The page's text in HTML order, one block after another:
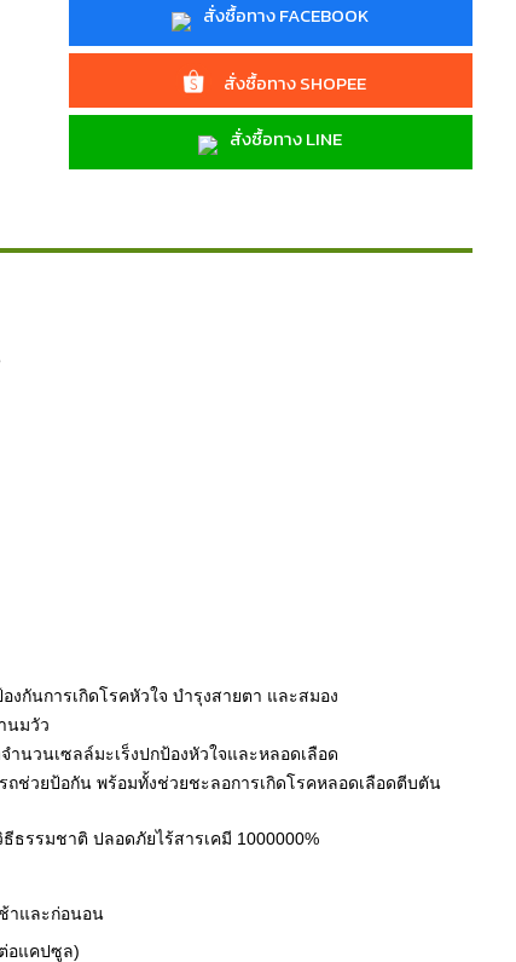
สั่งซื้อทาง FACEBOOK
สั่งซื้อทาง SHOPEE
สั่งซื้อทาง LINE
งกันการเกิดโรคหัวใจ บำรุงสายตา และสมอง
นมวัว
นวนเซลล์มะเร็งปกป้องหัวใจและหลอดเลือด
ช่วยป้อกัน พร้อมทั้งช่วยชะลอการเกิดโรคหลอดเลือดตีบตัน
รรมชาติ ปลอดภัยไร้สารเคมี 1000000%
าและก่อนอน
อแคปซูล)